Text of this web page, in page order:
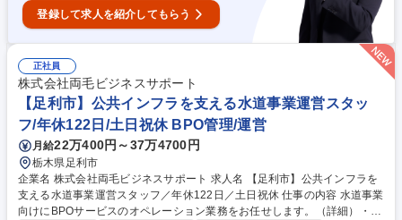
登録して求人を紹介してもらう
正社員
株式会社両毛ビジネスサポート
【足利市】公共インフラを支える水道事業運営スタッ
フ/年休122日/土日祝休 BPO管理/運営
月給22万400円～37万4700円
栃木県足利市
企業名 株式会社両毛ビジネスサポート 求人名 【足利市】公共インフラを
支える水道事業運営スタッフ／年休122日／土日祝休 仕事の内容 水道事業
向けにBPOサービスのオペレーション業務をお任せします。（詳細）・水